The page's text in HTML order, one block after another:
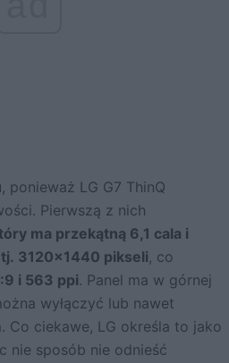
ponieważ LG G7 ThinQ
Pierwszą z nich
ma przekątną 6,1 cala i
3120×1440 pikseli, co
i 563 ppi. Panel ma w górnej
wyłączyć lub nawet
Co ciekawe, LG określa to jako
nie sposób nie odnieść